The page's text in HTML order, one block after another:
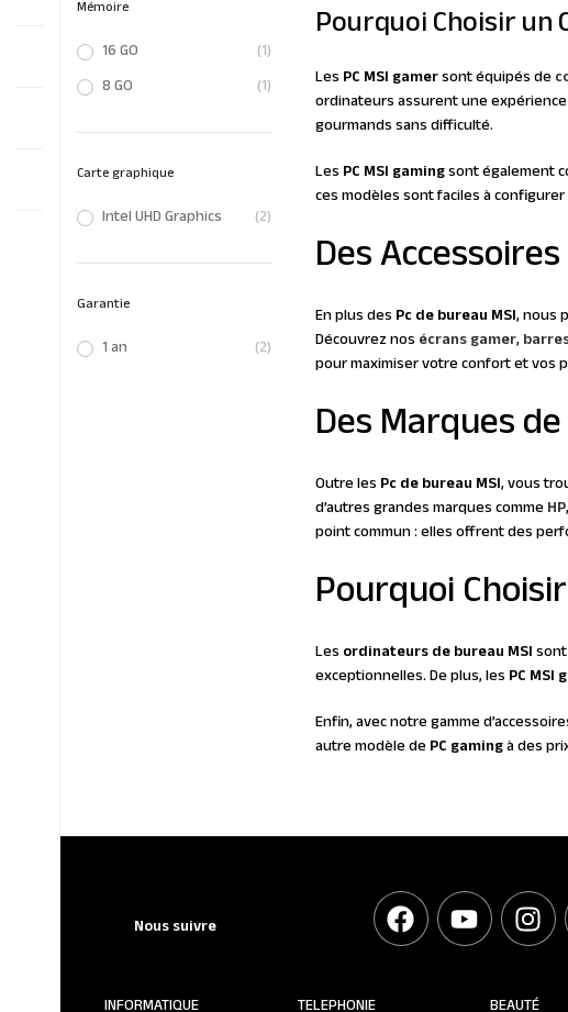
Mémoire
16 GO
(1)
8 GO
(1)
Carte graphique
Intel UHD Graphics (2)
Garantie
1 an (2)
Pourquoi Choisir un
Les PC MSI gamersont équipés de
ordinateurs assurent une
gourmands sans difficulté.
Les PC MSI gamingsont également
ces modèles sont faciles à
Des
En plus des Pc de bureau MSI, nous
Découvrez nos écrans gamer,
pour maximiser votre confort et vos
Des Marques
Outre les Pc de bureau MSI, vous
d’autres grandes marques comme HP,
point commun : elles offrent des
Pourquoi
Les ordinateurs de bureau MSI
exceptionnelles. De plus, les PC MSI
Enfin, avec notre gamme
autre modèle de PC gamingà des
Nous suivre
INFORMATIQUE TELEPHONIE BEAUTÉ